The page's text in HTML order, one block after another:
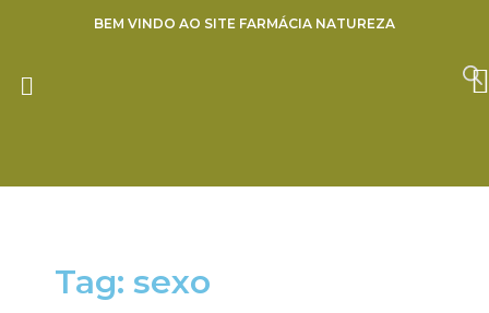
conteúdo
BEM VINDO AO SITE FARMÁCIA NATUREZA
Tag: sexo